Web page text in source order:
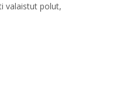
valaistut polut,